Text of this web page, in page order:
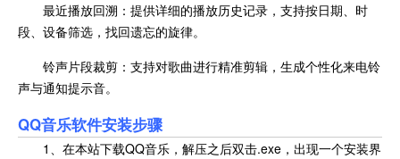
最近播放回溯：提供详细的播放历史记录，支持按日期、时
段、设备筛选，找回遗忘的旋律。
铃声片段裁剪：支持对歌曲进行精准剪辑，生成个性化来电铃
声与通知提示音。
QQ音乐软件安装步骤
1、在本站下载QQ音乐，解压之后双击.exe，出现一个安装界